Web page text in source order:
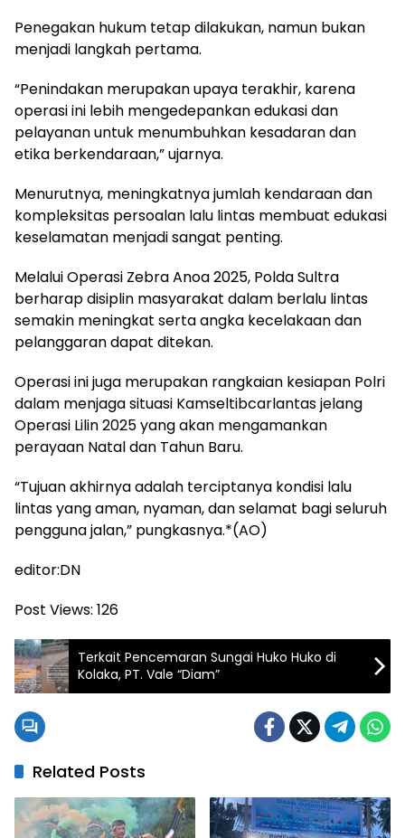
Penegakan hukum tetap dilakukan, namun bukan
menjadi langkah pertama.
“Penindakan merupakan upaya terakhir, karena
operasi ini lebih mengedepankan edukasi dan
pelayanan untuk menumbuhkan kesadaran dan
etika berkendaraan,” ujarnya.
Menurutnya, meningkatnya jumlah kendaraan dan
kompleksitas persoalan lalu lintas membuat edukasi
keselamatan menjadi sangat penting.
Melalui Operasi Zebra Anoa 2025, Polda Sultra
berharap disiplin masyarakat dalam berlalu lintas
semakin meningkat serta angka kecelakaan dan
pelanggaran dapat ditekan.
Operasi ini juga merupakan rangkaian kesiapan Polri
dalam menjaga situasi Kamseltibcarlantas jelang
Operasi Lilin 2025 yang akan mengamankan
perayaan Natal dan Tahun Baru.
“Tujuan akhirnya adalah terciptanya kondisi lalu
lintas yang aman, nyaman, dan selamat bagi seluruh
pengguna jalan,” pungkasnya.*(AO)
editor:DN
Post Views: 126
Terkait Pencemaran Sungai Huko Huko di
Kolaka, PT. Vale “Diam”
Related Posts